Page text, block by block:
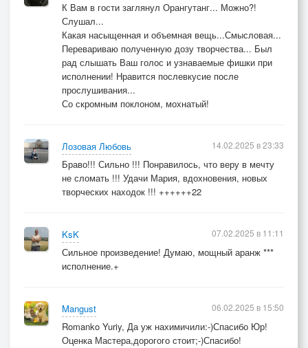
К Вам в гости заглянул Орангутанг... Можно?!
Слушал...
Какая насыщенная и объемная вещь...Смысловая...
Перевариваю полученную дозу творчества... Был
рад слышать Ваш голос и узнаваемые фишки при
исполнении! Нравится послевкусие после
прослушивания...
Со скромным поклоном, мохнатый!
Лозовая Любовь
Браво!!! Сильно !!! Понравилось, что веру в мечту
не сломать !!! Удачи Мария, вдохновения, новых
творческих находок !!! ++++++22
14.02.2025 в 23:33
KsK
Сильное произведение! Думаю, мощный аранж ***
исполнение.+
07.02.2025 в 11:11
Mangust
Romanko Yuriy, Да уж нахимичили:-)Спасибо Юр!
Оценка Мастера,дорогого стоит;-)Спасибо!
06.02.2025 в 15:50